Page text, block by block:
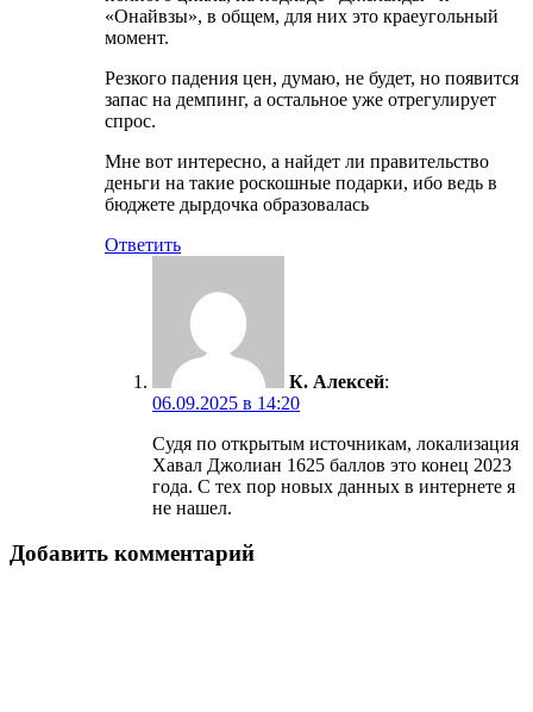
«Онайвзы», в общем, для них это краеугольный
момент.
Резкого падения цен, думаю, не будет, но появится
запас на демпинг, а остальное уже отрегулирует
спрос.
Мне вот интересно, а найдет ли правительство
деньги на такие роскошные подарки, ибо ведь в
бюджете дырдочка образовалась
Ответить
К. Алексей:
06.09.2025 в 14:20
Судя по открытым источникам, локализация
Хавал Джолиан 1625 баллов это конец 2023
года. С тех пор новых данных в интернете я
не нашел.
Добавить комментарий